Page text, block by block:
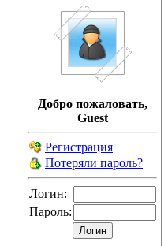
Добро пожаловать,
Guest
Регистрация
Потеряли пароль?
Логин:
Пароль: